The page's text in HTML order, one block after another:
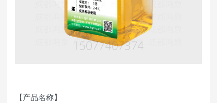
【产品名称】